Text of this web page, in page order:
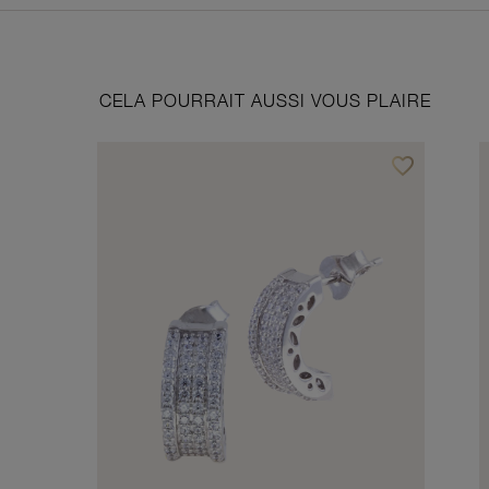
CELA POURRAIT AUSSI VOUS PLAIRE
favorite_borderAjouter à vos